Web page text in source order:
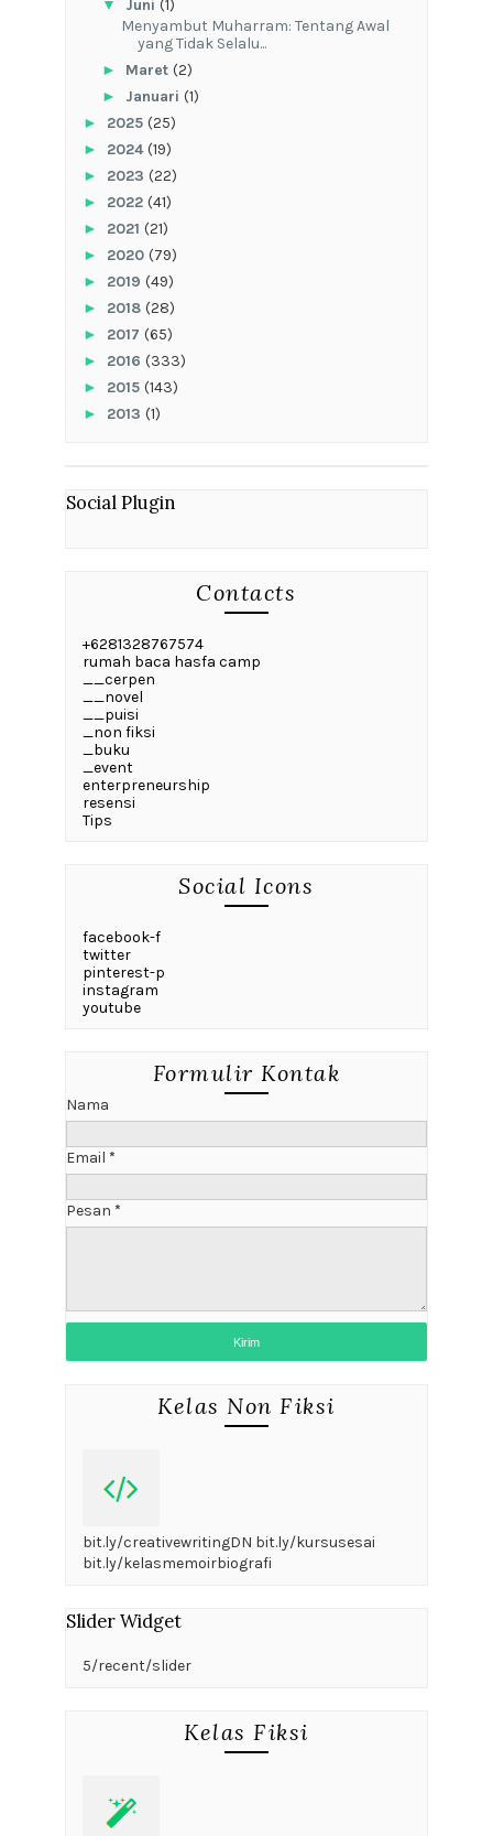
▼ Juni (1)
Menyambut Muharram: Tentang Awal
yang Tidak Selalu...
► Maret (2)
► Januari (1)
► 2025 (25)
► 2024(19)
► 2023 (22)
► 2022 (41)
► 2021 (21)
► 2020 (79)
► 2019 (49)
► 2018 (28)
► 2017 (65)
► 2016 (333)
► 2015 (143)
► 2013 (1)
Social Plugin
Contacts
+6281328767574
rumah baca hasfa camp
__cerpen
__novel
__puisi
_non fiksi
_buku
_event
enterpreneurship
resensi
Tips
Social Icons
facebook-f
twitter
pinterest-p
instagram
youtube
Formulir Kontak
Nama
Email *
Pesan *
Kelas Non Fiksi
bit.ly/creativewritingDN bit.ly/kursusesai
bit.ly/kelasmemoirbiografi
Slider Widget
5/recent/slider
Kelas Fiksi